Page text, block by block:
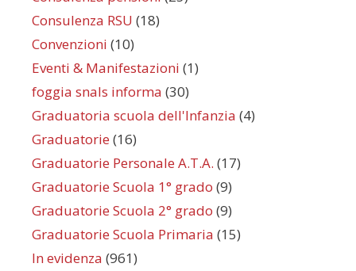
Consulenza RSU (18)
Convenzioni (10)
Eventi & Manifestazioni (1)
foggia snals informa (30)
Graduatoria scuola dell'Infanzia (4)
Graduatorie (16)
Graduatorie Personale A.T.A. (17)
Graduatorie Scuola 1° grado (9)
Graduatorie Scuola 2° grado (9)
Graduatorie Scuola Primaria (15)
In evidenza (961)